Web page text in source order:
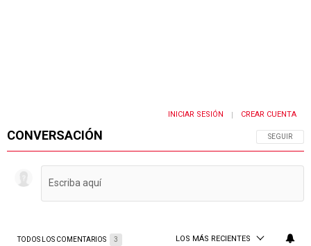
CONVERSACIÓN SIGA ESTA
SEGUIR
INICIAR SESIÓN CREAR CUENTA
TODOS LOS COMENTARIOS 3 LOS MÁS RECIENTES